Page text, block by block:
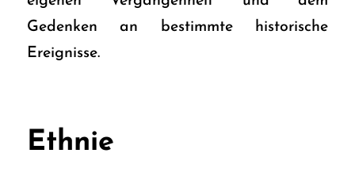
Gedenken an bestimmte historische
Ereignisse.
Ethnie